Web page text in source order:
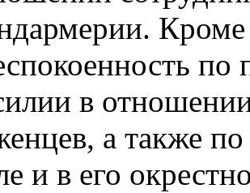
Кроме
в
а также
и в его